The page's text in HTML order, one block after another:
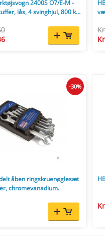
2400S O7/E-M -
lås, 4 svinghjul, 800 kg,
åben ringskruenøglesæt
chromevanadium.
-30%